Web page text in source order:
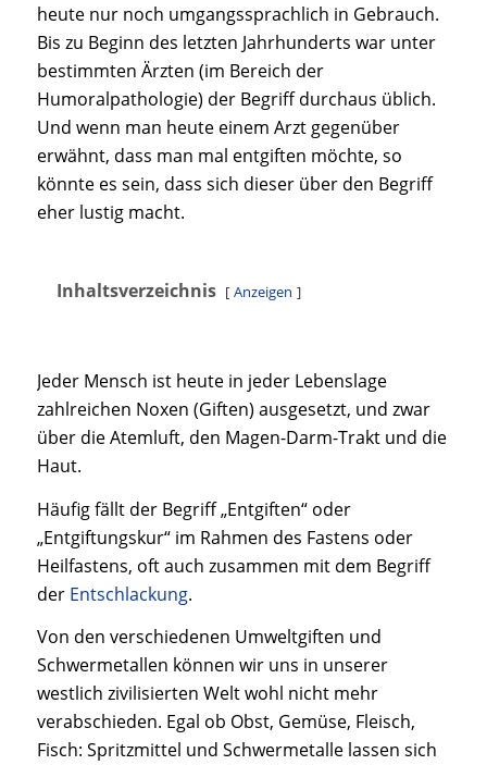
heute nur noch umgangssprachlich in Gebrauch.
Bis zu Beginn des letzten Jahrhunderts war unter
bestimmten Ärzten (im Bereich der
Humoralpathologie) der Begriff durchaus üblich.
Und wenn man heute einem Arzt gegenüber
erwähnt, dass man mal entgiften möchte, so
könnte es sein, dass sich dieser über den Begriff
eher lustig macht.
Inhaltsverzeichnis Anzeigen
Jeder Mensch ist heute in jeder Lebenslage
zahlreichen Noxen (Giften) ausgesetzt, und zwar
über die Atemluft, den Magen-Darm-Trakt und die
Haut.
Häufig fällt der Begriff „Entgiften“ oder
„Entgiftungskur“ im Rahmen des Fastens oder
Heilfastens, oft auch zusammen mit dem Begriff
der Entschlackung.
Von den verschiedenen Umweltgiften und
Schwermetallen können wir uns in unserer
westlich zivilisierten Welt wohl nicht mehr
verabschieden. Egal ob Obst, Gemüse, Fleisch,
Fisch: Spritzmittel und Schwermetalle lassen sich